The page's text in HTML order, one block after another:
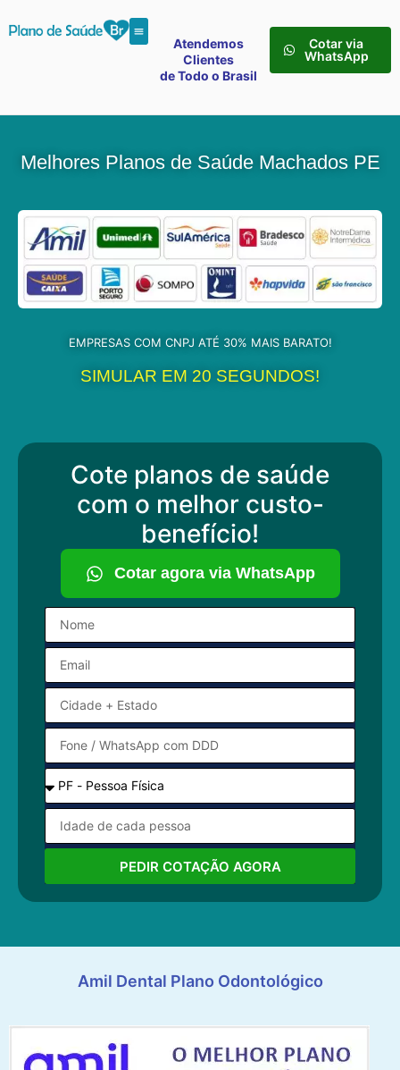
Atendemos
Clientes
de Todo o Brasil
Cotar via
WhatsApp
Melhores Planos de Saúde Machados PE
EMPRESAS COM CNPJ ATÉ 30% MAIS BARATO!
SIMULAR EM 20 SEGUNDOS!
Cote planos de saúde
com o melhor custo-
benefício!
Cotar agora via WhatsApp
PEDIR COTAÇÃO AGORA
Amil Dental Plano Odontológico